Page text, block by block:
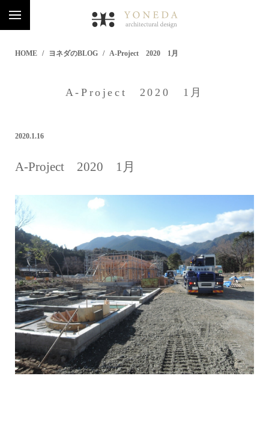
HOME ヨネダのBLOG A-Project 2020 1月
A-Project 2020 1月
2020.1.16
A-Project 2020 1月